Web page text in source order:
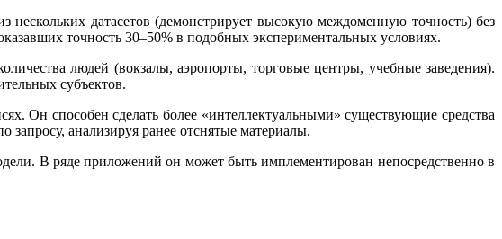
датасетов (демонстрирует высокую междоменную точность) без
точность 30–50% в подобных экспериментальных условиях.
людей (вокзалы, аэропорты, торговые центры, учебные заведения).
субъектов.
Он способен сделать более «интеллектуальными» существующие средства
запросу, анализируя ранее отснятые материалы.
В ряде приложений он может быть имплементирован непосредственно в